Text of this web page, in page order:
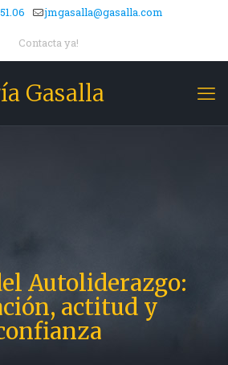
jmgasalla@gasalla.com
Contacta ya!
Gasalla
Autoliderazgo:
actitud y